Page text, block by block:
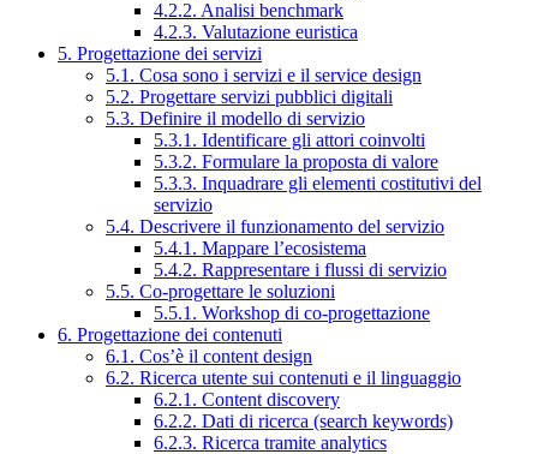
4.2.2. Analisi benchmark
4.2.3. Valutazione euristica
5. Progettazione dei servizi
5.1. Cosa sono i servizi e il service design
5.2. Progettare servizi pubblici digitali
5.3. Definire il modello di servizio
5.3.1. Identificare gli attori coinvolti
5.3.2. Formulare la proposta di valore
5.3.3. Inquadrare gli elementi costitutivi del
servizio
5.4. Descrivere il funzionamento del servizio
5.4.1. Mappare l’ecosistema
5.4.2. Rappresentare i flussi di servizio
5.5. Co-progettare le soluzioni
5.5.1. Workshop di co-progettazione
6. Progettazione dei contenuti
6.1. Cos’è il content design
6.2. Ricerca utente sui contenuti e il linguaggio
6.2.1. Content discovery
6.2.2. Dati di ricerca (search keywords)
6.2.3. Ricerca tramite analytics